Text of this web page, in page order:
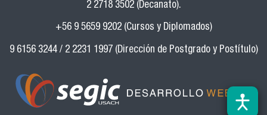
2 2718 3502 (Decanato).
+56 9 5659 9202 (Cursos y Diplomados)
9 6156 3244 / 2 2231 1997 (Dirección de Postgrado y Postítulo)